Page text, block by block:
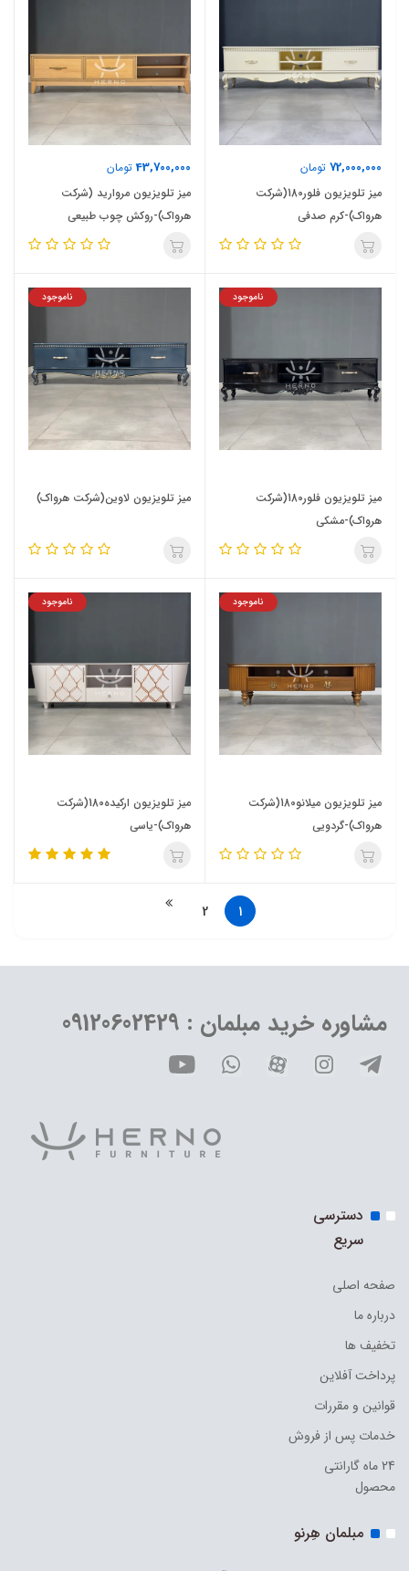
72,000,000 تومان
میز تلویزیون فلور180(شرکت
هرواک)-کرم صدفی
43,700,000تومان
میز تلویزیون مروارید (شرکت
هرواک)-روکش چوب طبیعی
ناموجود
میز تلویزیون فلور180(شرکت
هرواک)-مشکی
ناموجود
میز تلویزیون لاوین(شرکت هرواک)
ناموجود
میز تلویزیون میلانو180(شرکت
هرواک)-گردویی
ناموجود
میز تلویزیون ارکیده180(شرکت
هرواک)-یاسی
1
2
مشاوره خرید مبلمان : 09120602429
دسترسی
سریع
صفحه اصلی
درباره ما
تخفیف ها
پرداخت آفلاین
قوانین و مقررات
خدمات پس از فروش
24 ماه گارانتی
محصول
مبلمان هِرنو